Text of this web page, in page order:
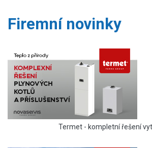
Firemní novinky
Termet - kompletní řešení